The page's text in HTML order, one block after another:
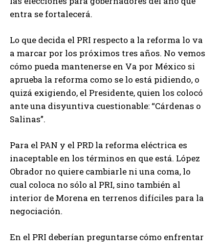
entra se fortalecerá.
Lo que decida el PRI respecto a la reforma lo va
a marcar por los próximos tres años. No vemos
cómo pueda mantenerse en Va por México si
aprueba la reforma como se lo está pidiendo, o
quizá exigiendo, el Presidente, quien los colocó
ante una disyuntiva cuestionable: “Cárdenas o
Salinas”.
Para el PAN y el PRD la reforma eléctrica es
inaceptable en los términos en que está. López
Obrador no quiere cambiarle ni una coma, lo
cual coloca no sólo al PRI, sino también al
interior de Morena en terrenos difíciles para la
negociación.
En el PRI deberían preguntarse cómo enfrentar